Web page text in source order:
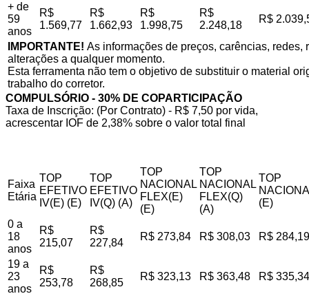
+ de
59
anos
R$
1.569,77
R$
1.662,93
R$
1.998,75
R$
2.248,18
R$
IMPORTANTE! As informações de preços, carências,
alterações a qualquer momento.
Esta ferramenta não tem o objetivo de substituir o material
trabalho do corretor.
COMPULSÓRIO - 30% DE COPARTICIPAÇÃO
Taxa de Inscrição: (Por Contrato) - R$ 7,50 por vida,
acrescentar IOF de 2,38% sobre o valor total final
Faixa
Etária
TOP
EFETIVO
IV(E) (E)
TOP
EFETIVO
IV(Q) (A)
TOP
NACIONAL
FLEX(E)
(E)
TOP
NACIONAL
FLEX(Q)
(A)
TOP
(E)
0 a
18
anos
R$
215,07
R$
227,84
R$ 273,84 R$ 308,03 R$ 284,19
19 a
23
anos
R$
253,78
R$
268,85
R$ 323,13 R$ 363,48 R$ 335,34